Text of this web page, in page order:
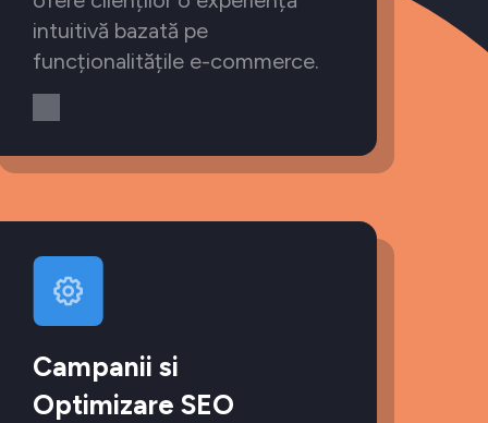
intuitivă bazată pe
funcționalitățile e-commerce.
Campanii si
Optimizare SEO